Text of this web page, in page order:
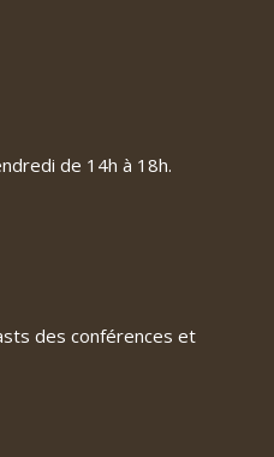
de 14h à 18h.
des conférences et